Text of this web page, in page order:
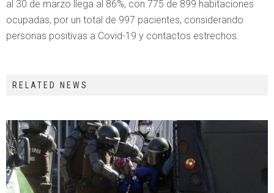
al 30 de marzo llega al 86%, con 775 de 899 habitaciones
ocupadas, por un total de 997 pacientes, considerando
personas positivas a Covid-19 y contactos estrechos.
RELATED NEWS